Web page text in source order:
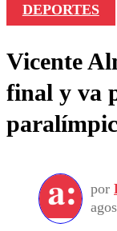
DEPORTES
Vicente
final y va
por